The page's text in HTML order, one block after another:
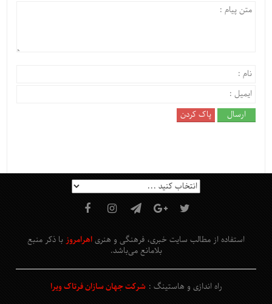
استفاده از مطالب سایت خبری، فرهنگی و هنری اهرامروز با ذکر منبع
بلامانع می‌باشد.
راه اندازی و هاستینگ :شرکت جهان سازان فرتاک ویرا